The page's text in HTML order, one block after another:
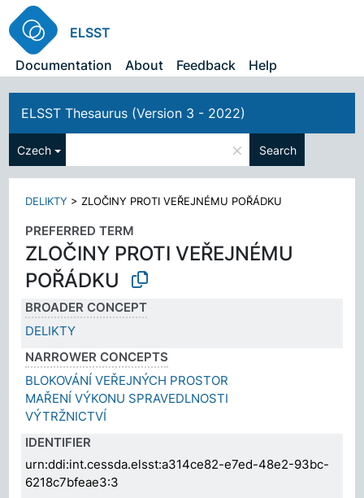
ELSST
Documentation
About Feedback Help
ELSST Thesaurus (Version 3 - 2022)
Czech × Search
DELIKTY >ZLOČINY PROTI VEŘEJNÉMU POŘÁDKU
PREFERRED TERM
ZLOČINY PROTI VEŘEJNÉMU
POŘÁDKU
BROADER CONCEPT
DELIKTY
NARROWER CONCEPTS
BLOKOVÁNÍ VEŘEJNÝCH PROSTOR
MAŘENÍ VÝKONU SPRAVEDLNOSTI
VÝTRŽNICTVÍ
IDENTIFIER
urn:ddi:int.cessda.elsst:a314ce82-e7ed-48e2-93bc-
6218c7bfeae3:3